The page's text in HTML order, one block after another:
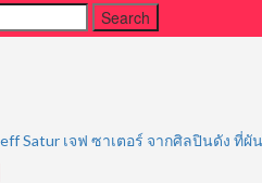
Satur เจฟ ซาเตอร์ จากศิลปินดัง ที่